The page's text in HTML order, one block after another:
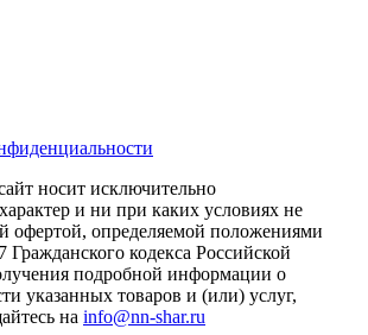
носит исключительно
и ни при каких условиях не
офертой, определяемой положениями
Гражданского кодекса Российской
подробной информации о
указанных товаров и (или) услуг,
на info@nn-shar.ru